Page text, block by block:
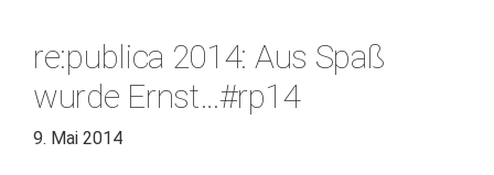
re:publica 2014: Aus Spaß
wurde Ernst…#rp14
9. Mai 2014